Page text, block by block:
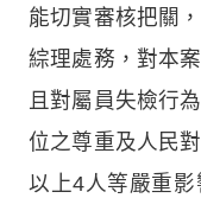
能切實審核把關
綜理處務，對本
且對屬員失檢行
位之尊重及人民
以上4人等嚴重